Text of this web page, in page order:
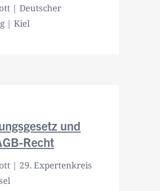
| Deutscher
| Kiel
und
Recht
| 29. Expertenkreis